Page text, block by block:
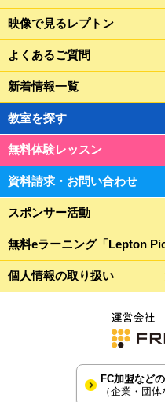
映像で見るレプトン
よくあるご質問
新着情報一覧
教室を探す
無料体験レッスン
資料請求・お問い合わせ
スポンサー活動
無料eラーニング「Lepton
個人情報の取り扱い
FC加盟など
（企業・団